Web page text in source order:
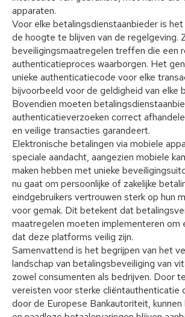
apparaten.
Voor elke betalingsdienstaanbieder is
de hoogte te blijven van de regelgeving.
beveiligingsmaatregelen treffen die een
authenticatieproces waarborgen. Het
unieke authenticatiecode voor elke
bijvoorbeeld voor de geldigheid van elke
Bovendien moeten
authenticatieverzoeken correct
en veilige transacties garandeert.
Elektronische betalingen via mobiele
speciale aandacht, aangezien mobiele
maken hebben met unieke
nu gaat om persoonlijke of zakelijke
eindgebruikers vertrouwen sterk op hun
voor gemak. Dit betekent dat
maatregelen moeten implementeren om
dat deze platforms veilig zijn.
Samenvattend is het begrijpen van het
landschap van betalingsbeveiliging van
zowel consumenten als bedrijven. Door
vereisten voor sterke cliëntauthenticatie
door de Europese Bankautoriteit, kunnen